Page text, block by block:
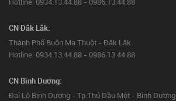
CN Đắk Lắk:
Thành Phố Buôn Ma Thuột - Đắk Lắk.
Hotline: 0934.13.44.88 - 0986.13.44.88
CN Bình Dương:
Đại Lộ Bình Dương - Tp.Thủ Dầu Một - Bình Dương